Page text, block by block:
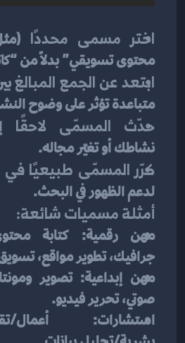
اختر مسمى محددًا
محتوى تسويقي” بدلًا من
ابتعد عن الجمع المبالغ
متباعدة تؤثر على وضوح
حدّث المسمّى لاحقًا
نشاطك أو تغيّر مجاله.
كرّر المسمّى طبيعيًا في
لدعم الظهور في البحث.
أمثلة مسميات شائعة:
جرافيك، تطوير مواقع،
صوتي، تحرير فيديو.